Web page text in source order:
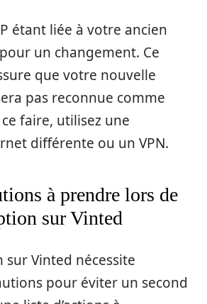
étant liée à votre ancien
un changement. Ce
que votre nouvelle
pas reconnue comme
faire, utilisez une
différente ou un VPN.
à prendre lors de
sur Vinted
sur Vinted nécessite
pour éviter un second